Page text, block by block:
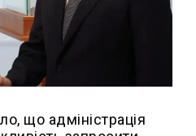
що адміністрація